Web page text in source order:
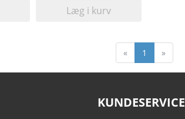
Læg i kurv
« 1 »
KUNDESERVICE